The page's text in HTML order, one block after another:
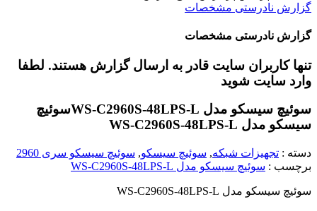
گزارش نادرستی مشخصات
گزارش نادرستی مشخصات
تنها کاربران سایت قادر به ارسال گزارش هستند. لطفا
وارد سایت شوید
سوئیچ سیسکو مدل WS-C2960S-48LPS-L
سوئیچ
سیسکو مدل WS-C2960S-48LPS-L
دسته : تجهیزات شبکه, سوئیچ سیسکو, سوئیچ سیسکو سری 2960
برچسب : سوئیچ سیسکو مدل WS-C2960S-48LPS-L
سوئیچ سیسکو مدل WS-C2960S-48LPS-L